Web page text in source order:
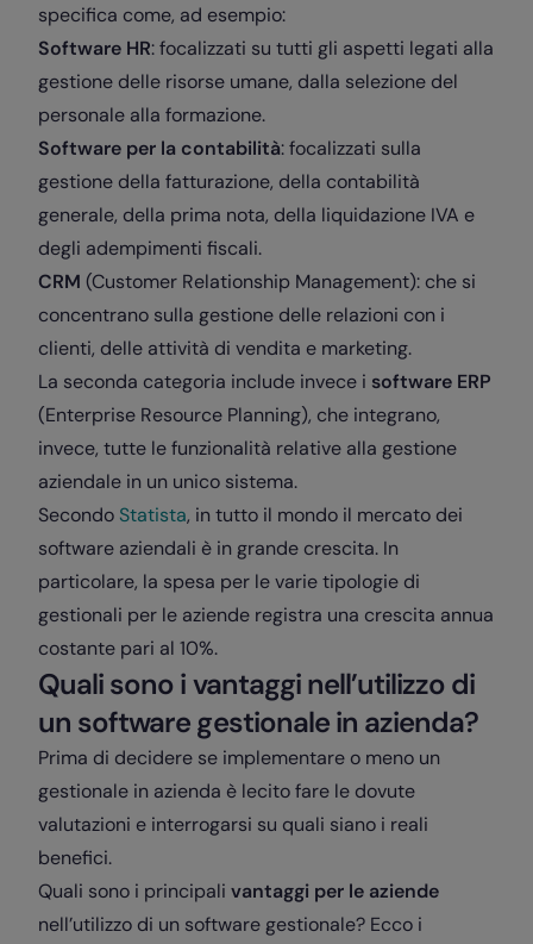
specifica come, ad esempio:
Software HR: focalizzati su tutti gli aspetti legati alla
gestione delle risorse umane, dalla selezione del
personale alla formazione.
Software per la contabilità: focalizzati sulla
gestione della fatturazione, della contabilità
generale, della prima nota, della liquidazione IVA e
degli adempimenti fiscali.
CRM (Customer Relationship Management): che si
concentrano sulla gestione delle relazioni con i
clienti, delle attività di vendita e marketing.
La seconda categoria include invece i software ERP
(Enterprise Resource Planning), che integrano,
invece, tutte le funzionalità relative alla gestione
aziendale in un unico sistema.
Secondo Statista, in tutto il mondo il mercato dei
software aziendali è in grande crescita. In
particolare, la spesa per le varie tipologie di
gestionali per le aziende registra una crescita annua
costante pari al 10%.
Quali sono i vantaggi nell’utilizzo di
un software gestionale in azienda?
Prima di decidere se implementare o meno un
gestionale in azienda è lecito fare le dovute
valutazioni e interrogarsi su quali siano i reali
benefici.
Quali sono i principali vantaggi per le aziende
nell’utilizzo di un software gestionale? Ecco i